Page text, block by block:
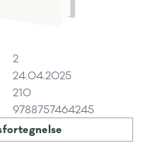
2
24.04.2025
210
9788757464245